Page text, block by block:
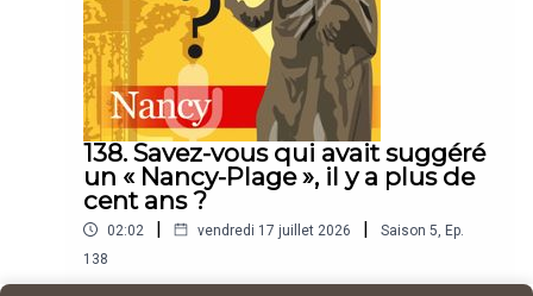
138. Savez-vous qui avait suggéré
un « Nancy-Plage », il y a plus de
cent ans ?
02:02 | vendredi 17 juillet 2026 | Saison 5 Ep.
138